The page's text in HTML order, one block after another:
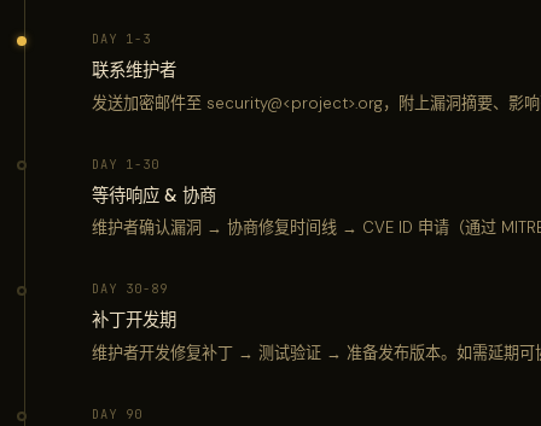
DAY 1-3
联系维护者
发送加密邮件至 security@<project>.org，附上漏洞摘要、影
DAY 1-30
等待响应 & 协商
维护者确认漏洞 → 协商修复时间线 → CVE ID 申请（通过
DAY 30-89
补丁开发期
维护者开发修复补丁 → 测试验证 → 准备发布版本。如需延期可
DAY 90